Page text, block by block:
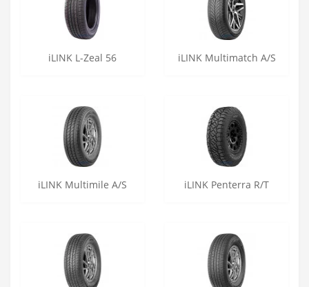
iLINK L-Zeal 56 iLINK Multimatch A/S
iLINK Multimile A/S iLINK Penterra R/T